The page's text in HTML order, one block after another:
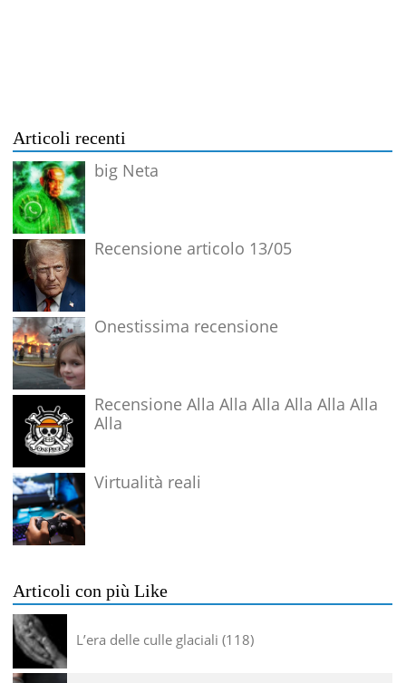
Articoli recenti
big Neta
Recensione articolo 13/05
Onestissima recensione
Recensione Alla Alla Alla Alla Alla Alla
Alla
Virtualità reali
Articoli con più Like
L’era delle culle glaciali 118